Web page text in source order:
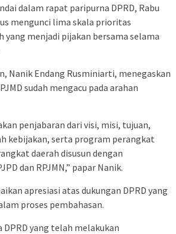
dalam rapat paripurna DPRD, Rabu
mengunci lima skala prioritas
yang menjadi pijakan bersama selama
Nanik Endang Rusminiarti, menegaskan
sudah mengacu pada arahan
penjabaran dari visi, misi, tujuan,
kebijakan, serta program perangkat
daerah disusun dengan
dan RPJMN,” papar Nanik.
apresiasi atas dukungan DPRD yang
proses pembahasan.
DPRD yang telah melakukan